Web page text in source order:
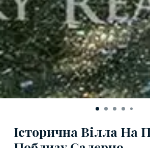
Історична Вілла На